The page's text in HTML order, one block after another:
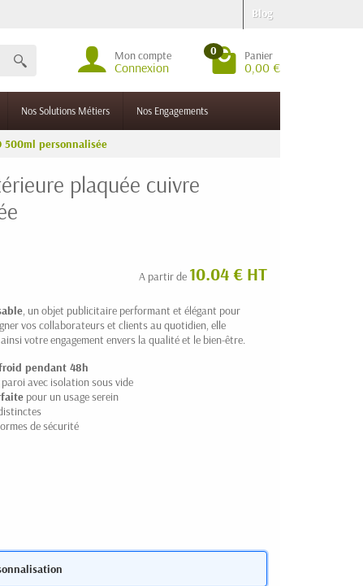
Blog
Mon compte
Connexion
0 Panier
0,00 €
Nos Solutions Métiers Nos Engagements
personnalisée
plaquée cuivre
A partir de 10.04 € HT
, un objet publicitaire performant et élégant pour
vos collaborateurs et clients au quotidien, elle
votre engagement envers la qualité et le bien-être.
pendant 48h
avec isolation sous vide
pour un usage serein
de sécurité